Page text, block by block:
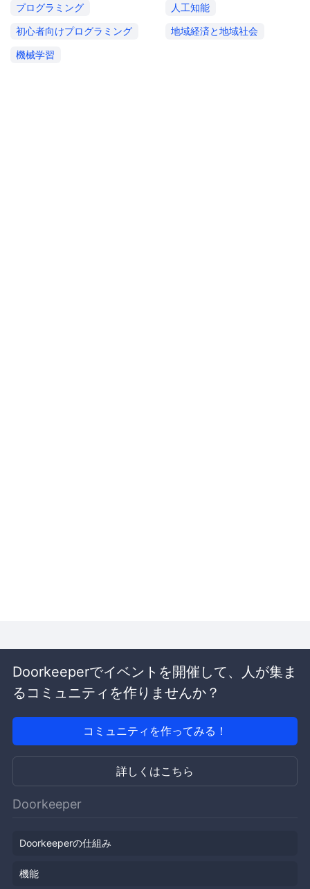
プログラミング
人工知能
初心者向けプログラミング
地域経済と地域社会
機械学習
Doorkeeperでイベントを開催して、人が集ま
るコミュニティを作りませんか？
コミュニティを作ってみる！
詳しくはこちら
Doorkeeper
Doorkeeperの仕組み
機能